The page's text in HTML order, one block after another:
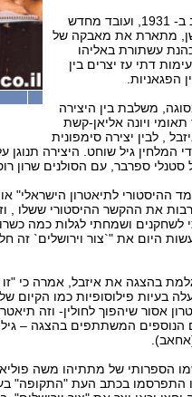
עלילת המחזה שנכתב ב- 1931, ועובד מחדש
מתארת את מאבקה של
עשתורת באליהו
דתי עז יצרים בין
הפגאניות.
משלבת בין היצירה
ויונה אליאן-קשת
, לבין יצירה סימפונית
המלחין גיל שוחט. היצירה
סטנלי ספרבר, עם הסולנים שרון
לתיאטרון הישראלי"
את ההקשר ההיסטורי ששלו ,
לשחקנים ושמחתי לגלות כמה
היום את "`צור וירושלים`
בהצגה את איזבל, אמרה כי
בעיות פילוסופיות כמו הקיום
אסור שיהפוך לחולין- וזה
הנוספים המשתתפים בהצגה –